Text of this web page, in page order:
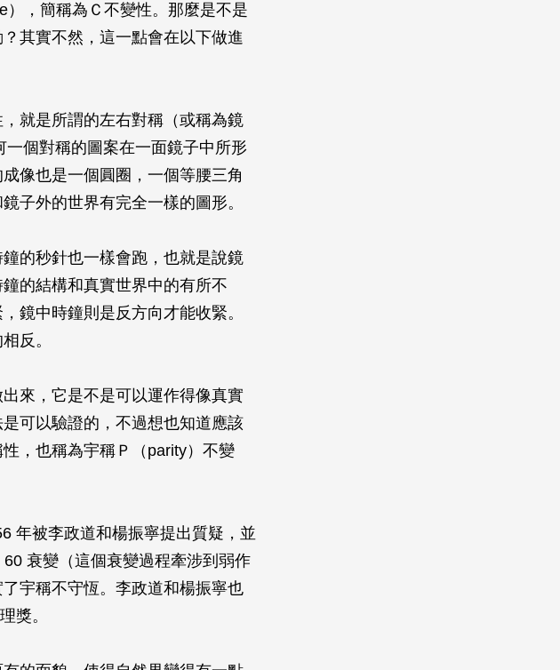
，簡稱為Ｃ不變性。那麼是不是
其實不然，這一點會在以下做進
就是所謂的左右對稱（或稱為鏡
個對稱的圖案在一面鏡子中所形
像也是一個圓圈，一個等腰三角
子外的世界有完全一樣的圖形。
的秒針也一樣會跑，也就是說鏡
的結構和真實世界中的有所不
鏡中時鐘則是反方向才能收緊。
反。
來，它是不是可以運作得像真實
可以驗證的，不過想也知道應該
，也稱為宇稱Ｐ（parity）不變
年被李政道和楊振寧提出質疑，並
衰變（這個衰變過程牽涉到弱作
宇稱不守恆。李政道和楊振寧也
獎。